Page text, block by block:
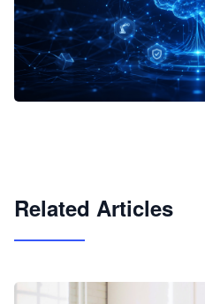
Related Articles